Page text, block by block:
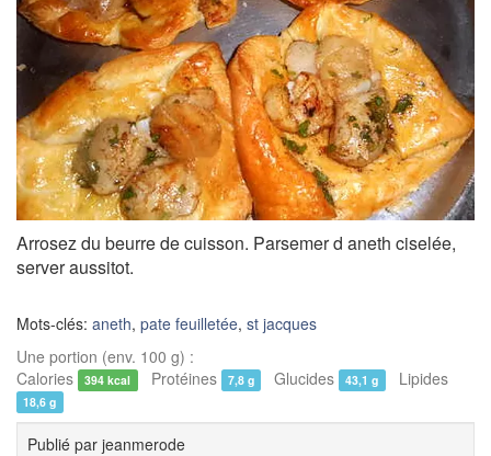
Arrosez du beurre de cuisson. Parsemer d aneth ciselée,
server aussitot.
Mots-clés: aneth, pate feuilletée, st jacques
Une portion (env. 100 g) :
Calories
394 kcal Protéines 7,8 g Glucides 43,1 g Lipides
18,6 g
Publié par jeanmerode